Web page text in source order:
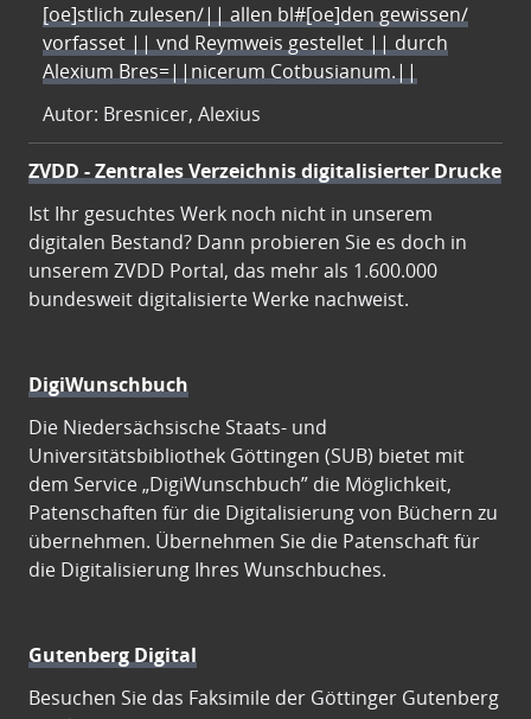
[oe]stlich zulesen/|| allen bl#[oe]den gewissen/
vorfasset || vnd Reymweis gestellet || durch
Alexium Bres=||nicerum Cotbusianum.||
Autor: Bresnicer, Alexius
ZVDD - Zentrales Verzeichnis digitalisierter Drucke
Ist Ihr gesuchtes Werk noch nicht in unserem
digitalen Bestand? Dann probieren Sie es doch in
unserem ZVDD Portal, das mehr als 1.600.000
bundesweit digitalisierte Werke nachweist.
DigiWunschbuch
Die Niedersächsische Staats- und
Universitätsbibliothek Göttingen (SUB) bietet mit
dem Service „DigiWunschbuch” die Möglichkeit,
Patenschaften für die Digitalisierung von Büchern zu
übernehmen. Übernehmen Sie die Patenschaft für
die Digitalisierung Ihres Wunschbuches.
Gutenberg Digital
Besuchen Sie das Faksimile der Göttinger Gutenberg